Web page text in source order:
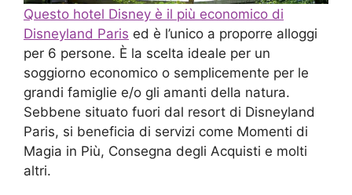
Questo hotel Disney è il più economico di
Disneyland Paris ed è l’unico a proporre alloggi
per 6 persone. È la scelta ideale per un
soggiorno economico o semplicemente per le
grandi famiglie e/o gli amanti della natura.
Sebbene situato fuori dal resort di Disneyland
Paris, si beneficia di servizi come Momenti di
Magia in Più, Consegna degli Acquisti e molti
altri.